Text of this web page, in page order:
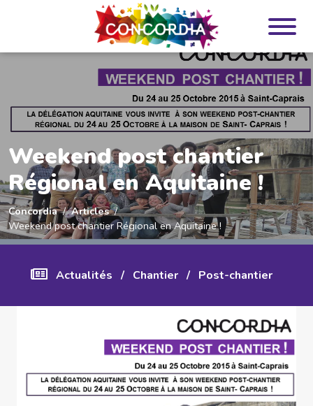
Weekend post chantier
Régional en Aquitaine !
Concordia
Articles
Weekend post chantier Régional en Aquitaine !
Actualités / Chantier / Post-chantier
Panneau de gestion des cookies